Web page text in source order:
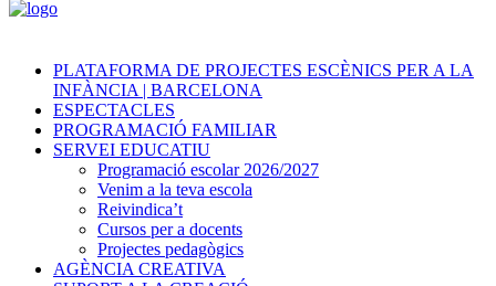
PLATAFORMA DE PROJECTES ESCÈNICS PER A LA
INFÀNCIA | BARCELONA
ESPECTACLES
PROGRAMACIÓ FAMILIAR
SERVEI EDUCATIU
Programació escolar 2026/2027
Venim a la teva escola
Reivindica’t
Cursos per a docents
Projectes pedagògics
AGÈNCIA CREATIVA